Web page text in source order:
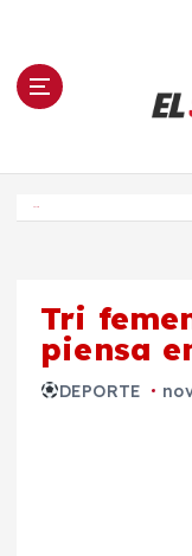
n El
Tri
piensa
DEPORTE